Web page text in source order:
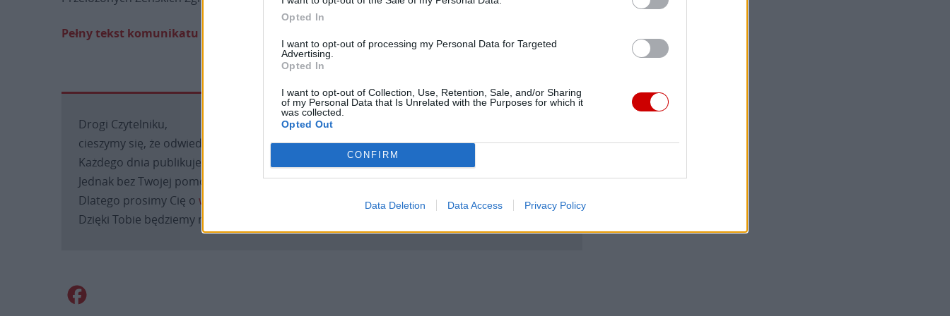
Opted In
I want to opt-out of processing my Personal Data for Targeted
Advertising.
Opted In
I want to opt-out of Collection, Use, Retention, Sale, and/or Sharing
of my Personal Data that Is Unrelated with the Purposes for which it
was collected.
Opted Out
CONFIRM
Data Deletion Data Access Privacy Policy
Pełny tekst komunikatu publikujemy TUTAJ.
Drogi Czytelniku,
cieszymy się, że odwiedzasz nasz portal. Jesteśmy tu dla Ciebie!
Każdego dnia publikujemy najważniejsze informacje z życia Kościoła w Polsce i na świecie.
Jednak bez Twojej pomocy sprostanie temu zadaniu będzie coraz trudniejsze.
Dlatego prosimy Cię o wsparcie portalu eKAI.pl za pośrednictwem serwisu Patronite.
Dzięki Tobie będziemy mogli realizować naszą misję. Więcej informacji znajdziesz